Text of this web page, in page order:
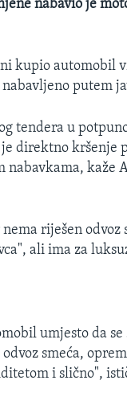
nabavio je
kupio automobil
putem
tendera u
direktno kršenje
nabavkama, kaže
riješen
ali ima za
umjesto da
smeća,
i slično",